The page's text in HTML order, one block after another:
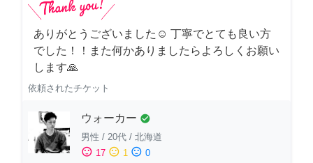
ありがとうございました☺️ 丁寧でとても良い方
でした！！また何かありましたらよろしくお願い
します🙏
依頼されたチケット
ウォーカー check_circle
男性 / 20代 / 北海道
sentiment_satisfied 17 sentiment_neutral 1 sentiment_dissatisfied 0